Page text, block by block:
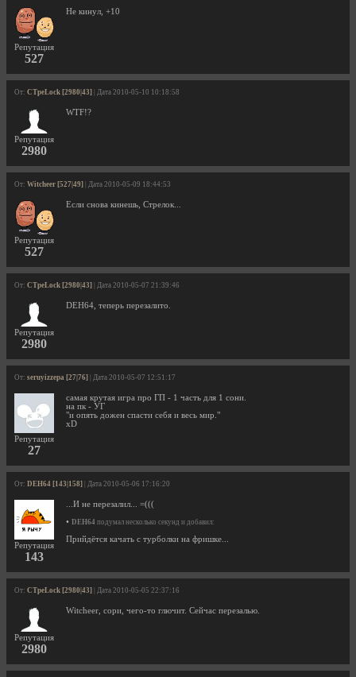
Репутация
527
Не кинул, +10
От: CTpeLock [2980|43] | Дата 2010-05-10 10:18:58
Репутация
2980
WTF!?
От: Witcheer [527|49] | Дата 2010-05-09 18:44:53
Репутация
527
Если снова кинешь, Стрелок...
От: CTpeLock [2980|43] | Дата 2010-05-07 21:39:46
Репутация
2980
DEH64, теперь перезалито.
От: seruyizzepa [27|76] | Дата 2010-05-07 12:51:17
Репутация
27
самая крутая игра про ГП - 1 часть для 1 сони.
на пк - УГ
"и опять дожен спасти себя и весь мир."
xD
От: DEH64 [143|158] | Дата 2010-05-06 17:16:20
Репутация
143
...И не перезалил... =(((
• DEH64 подумал несколько секунд и добавил:
Прийдётся качать с турболки на фришке...
От: CTpeLock [2980|43] | Дата 2010-05-05 22:37:16
Репутация
2980
Witcheer, сори, чего-то глючит. Сейчас перезалью.